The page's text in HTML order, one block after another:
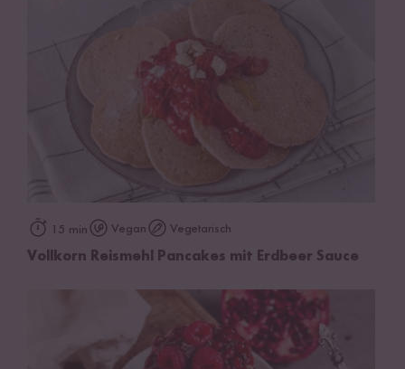
15 min Vegan Vegetarisch
Vollkorn Reismehl Pancakes mit Erdbeer Sauce